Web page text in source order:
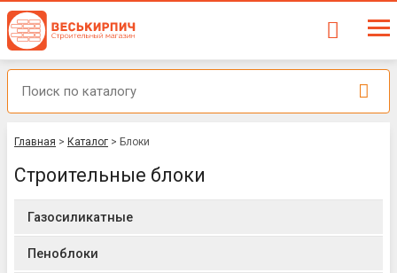
Главная > Каталог > Блоки
Строительные блоки
Газосиликатные
Пеноблоки